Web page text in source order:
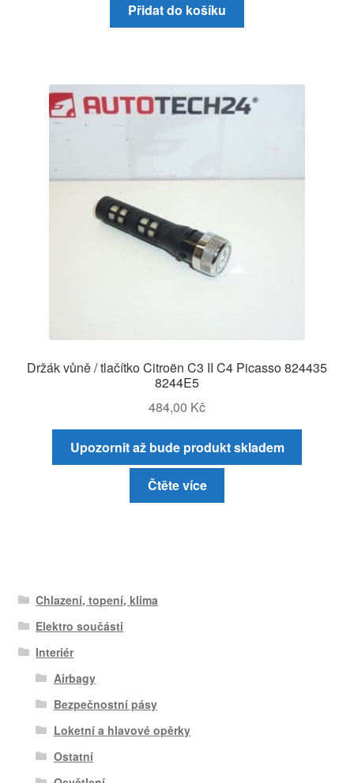
Přidat do košíku
Držák vůně / tlačítko Citroën C3 II C4 Picasso 824435
8244E5
484,00 Kč
Upozornit až bude produkt skladem
Čtěte více
Chlazení, topení, klima
Elektro součásti
Interiér
Airbagy
Bezpečnostní pásy
Loketní a hlavové opěrky
Ostatní